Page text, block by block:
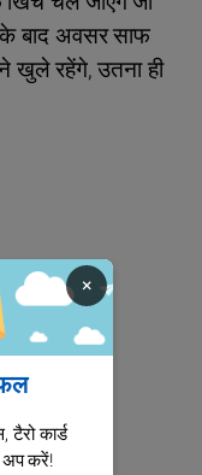
बाद अवसर साफ
खुले रहेंगे, उतना ही
×
कार्ड
अप करें!